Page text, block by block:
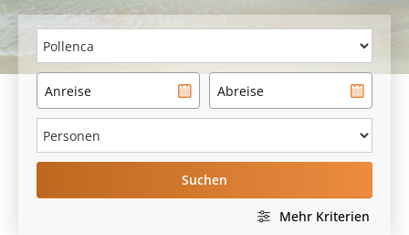
Suchen
Mehr Kriterien